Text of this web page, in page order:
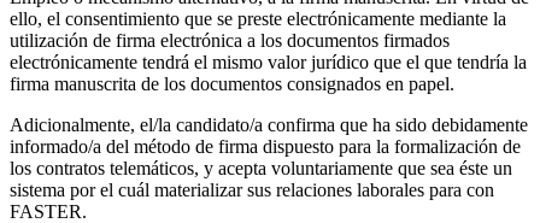
ello, el consentimiento que se preste electrónicamente mediante la
utilización de firma electrónica a los documentos firmados
electrónicamente tendrá el mismo valor jurídico que el que tendría la
firma manuscrita de los documentos consignados en papel.
Adicionalmente, el/la candidato/a confirma que ha sido debidamente
informado/a del método de firma dispuesto para la formalización de
los contratos telemáticos, y acepta voluntariamente que sea éste un
sistema por el cuál materializar sus relaciones laborales para con
FASTER.